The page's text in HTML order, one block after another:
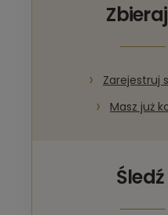
Zarejestruj
Masz już